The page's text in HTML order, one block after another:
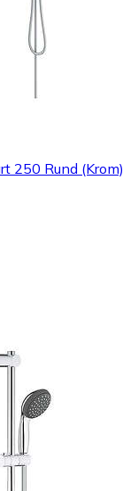
250 Rund (Krom)